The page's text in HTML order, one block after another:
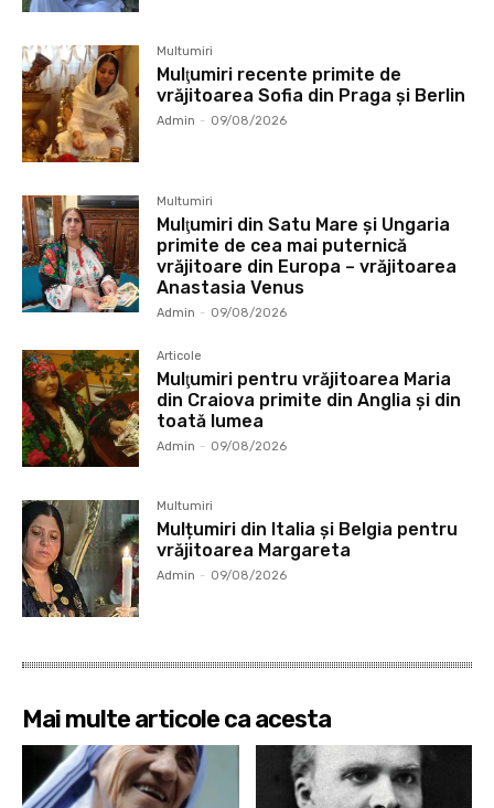
Multumiri
Mulţumiri recente primite de
vrăjitoarea Sofia din Praga și Berlin
Admin - 09/08/2026
Multumiri
Mulţumiri din Satu Mare și Ungaria
primite de cea mai puternică
vrăjitoare din Europa – vrăjitoarea
Anastasia Venus
Admin - 09/08/2026
Articole
Mulţumiri pentru vrăjitoarea Maria
din Craiova primite din Anglia și din
toată lumea
Admin - 09/08/2026
Multumiri
Mulțumiri din Italia și Belgia pentru
vrăjitoarea Margareta
Admin - 09/08/2026
Mai multe articole ca acesta